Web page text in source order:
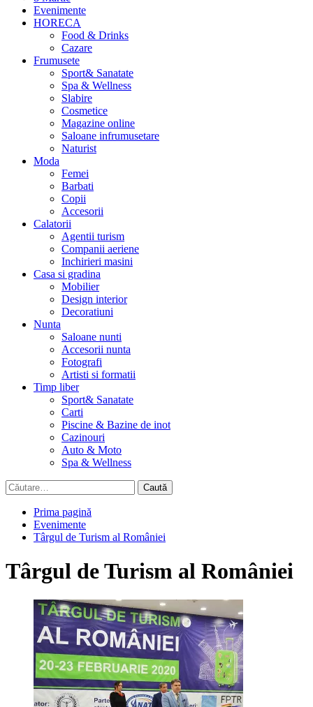
Evenimente
HORECA
Food & Drinks
Cazare
Frumusete
Sport& Sanatate
Spa & Wellness
Slabire
Cosmetice
Magazine online
Saloane infrumusetare
Naturist
Moda
Femei
Barbati
Copii
Accesorii
Calatorii
Agentii turism
Companii aeriene
Inchirieri masini
Casa si gradina
Mobilier
Design interior
Decoratiuni
Nunta
Saloane nunti
Accesorii nunta
Fotografi
Artisti si formatii
Timp liber
Sport& Sanatate
Carti
Piscine & Bazine de inot
Cazinouri
Auto & Moto
Spa & Wellness
Caută
după:
Prima pagină
Evenimente
Târgul de Turism al României
Târgul de Turism al României